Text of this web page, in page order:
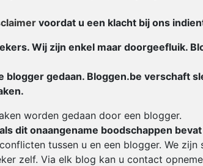
voordat u een klacht bij ons
Wij zijn enkel maar doorgeefluik.
gedaan. Bloggen.be verschaft
worden gedaan door een blogger.
dit onaangename boodschappen
tussen u en een blogger. We zijn
zelf. Via elk blog kan u contact